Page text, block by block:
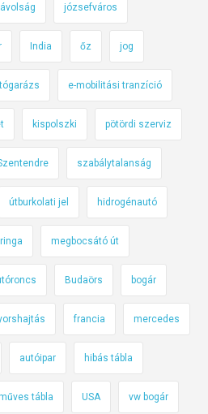
s
t
ő
józsefváros
India őz jog
e-mobilitási tranzíció
kispolszki pötördi szerviz
szabálytalanság
útburkolati jel hidrogénautó
megbocsátó út
Budaörs bogár
francia mercedes
autóipar hibás tábla
tábla USA vw bogár